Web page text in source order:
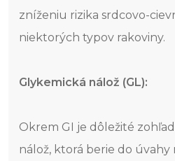
zníženiu rizika srdcovo-
niektorých typov rakoviny.
Glykemická nálož (GL):
Okrem GI je dôležité
nálož, ktorá berie do úvahy